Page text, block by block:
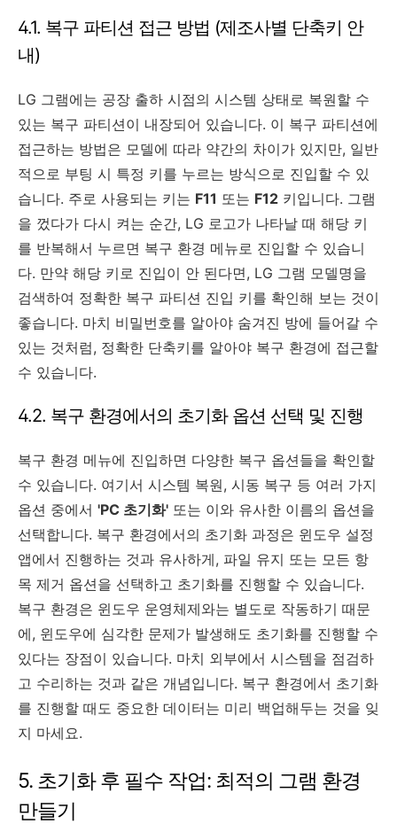
4.1. 복구 파티션 접근 방법 (제조사별 단축키 안
내)
LG 그램에는 공장 출하 시점의 시스템 상태로 복원할 수
있는 복구 파티션이 내장되어 있습니다. 이 복구 파티션에
접근하는 방법은 모델에 따라 약간의 차이가 있지만, 일반
적으로 부팅 시 특정 키를 누르는 방식으로 진입할 수 있
습니다. 주로 사용되는 키는 F11 또는 F12 키입니다. 그램
을 껐다가 다시 켜는 순간, LG 로고가 나타날 때 해당 키
를 반복해서 누르면 복구 환경 메뉴로 진입할 수 있습니
다. 만약 해당 키로 진입이 안 된다면, LG 그램 모델명을
검색하여 정확한 복구 파티션 진입 키를 확인해 보는 것이
좋습니다. 마치 비밀번호를 알아야 숨겨진 방에 들어갈 수
있는 것처럼, 정확한 단축키를 알아야 복구 환경에 접근할
수 있습니다.
4.2. 복구 환경에서의 초기화 옵션 선택 및 진행
복구 환경 메뉴에 진입하면 다양한 복구 옵션들을 확인할
수 있습니다. 여기서 시스템 복원, 시동 복구 등 여러 가지
옵션 중에서 'PC 초기화' 또는 이와 유사한 이름의 옵션을
선택합니다. 복구 환경에서의 초기화 과정은 윈도우 설정
앱에서 진행하는 것과 유사하게, 파일 유지 또는 모든 항
목 제거 옵션을 선택하고 초기화를 진행할 수 있습니다.
복구 환경은 윈도우 운영체제와는 별도로 작동하기 때문
에, 윈도우에 심각한 문제가 발생해도 초기화를 진행할 수
있다는 장점이 있습니다. 마치 외부에서 시스템을 점검하
고 수리하는 것과 같은 개념입니다. 복구 환경에서 초기화
를 진행할 때도 중요한 데이터는 미리 백업해두는 것을 잊
지 마세요.
5. 초기화 후 필수 작업: 최적의 그램 환경
만들기